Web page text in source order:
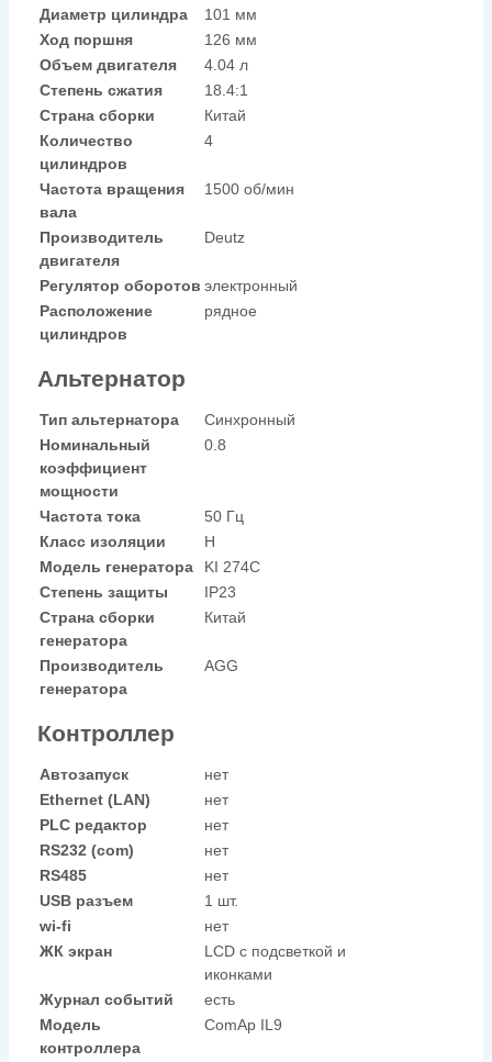
Диаметр цилиндра
101 мм
Ход поршня
126 мм
Объем двигателя
4.04 л
Степень сжатия
18.4:1
Страна сборки
Китай
Количество
цилиндров
4
Частота вращения
вала
1500 об/мин
Производитель
двигателя
Deutz
Регулятор оборотов электронный
Расположение
цилиндров
рядное
Альтернатор
Тип альтернатора
Синхронный
Номинальный
коэффициент
мощности
0.8
Частота тока
50 Гц
Класс изоляции
H
Модель генератора
KI 274C
Степень защиты
IP23
Страна сборки
генератора
Китай
Производитель
генератора
AGG
Контроллер
Автозапуск
нет
Ethernet (LAN)
нет
PLC редактор
нет
RS232 (com)
нет
RS485
нет
USB разъем
1 шт.
wi-fi
нет
ЖК экран
LCD с подсветкой и
иконками
Журнал событий
есть
Модель
контроллера
ComAp IL9